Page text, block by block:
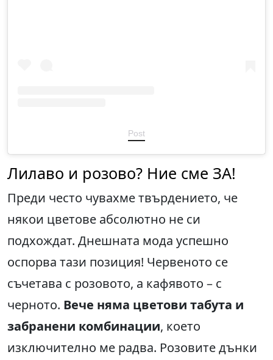
Post
Лилаво и розово? Ние сме ЗА!
Преди често чувахме твърдението, че
някои цветове абсолютно не си
подхождат. Днешната мода успешно
оспорва тази позиция! Червеното се
съчетава с розовото, а кафявото – с
черното. Вече няма цветови табута и
забранени комбинации, което
изключително ме радва. Розовите дънки